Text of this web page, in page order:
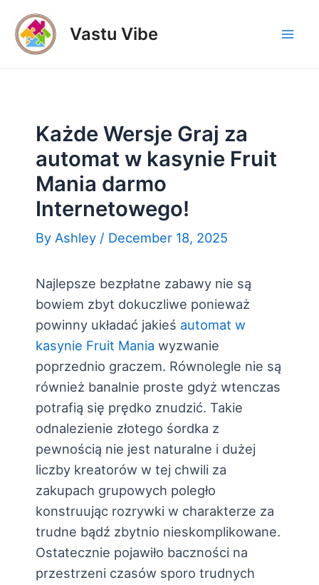
content
Vastu Vibe
Każde Wersje Graj za
automat w kasynie Fruit
Mania darmo
Internetowego!
By Ashley / December 18, 2025
Najlepsze bezpłatne zabawy nie są
bowiem zbyt dokuczliwe ponieważ
powinny układać jakieś automat w
kasynie Fruit Mania wyzwanie
poprzednio graczem. Równolegle nie są
również banalnie proste gdyż wtenczas
potrafią się prędko znudzić. Takie
odnalezienie złotego śordka z
pewnością nie jest naturalne i dużej
liczby kreatorów w tej chwili za
zakupach grupowych poległo
konstruując rozrywki w charakterze za
trudne bądź zbytnio nieskomplikowane.
Ostatecznie pojawiło baczności na
przestrzeni czasów sporo trudnych